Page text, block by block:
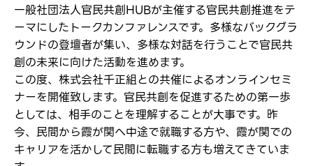
一般社団法人官民共創HUBが主催する官民共創推進をテ
ーマにしたトークカンファレンスです。多様なバックグラ
ウンドの登壇者が集い、多様な対話を行うことで官民共
創の未来に向けた活動を進めます。
この度、株式会社千正組との共催によるオンラインセミ
ナーを開催致します。官民共創を促進するための第一歩
としては、相手のことを理解することが大事です。昨
今、民間から霞が関へ中途で就職する方や、霞が関での
キャリアを活かして民間に転職する方も増えてきていま